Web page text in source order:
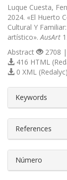
Luque Cuesta,
2024. «El Huerto
Cultural Y
artístico».AusArt
Abstract
2708 |
416 HTML
0 XML
Keywords
References
Número